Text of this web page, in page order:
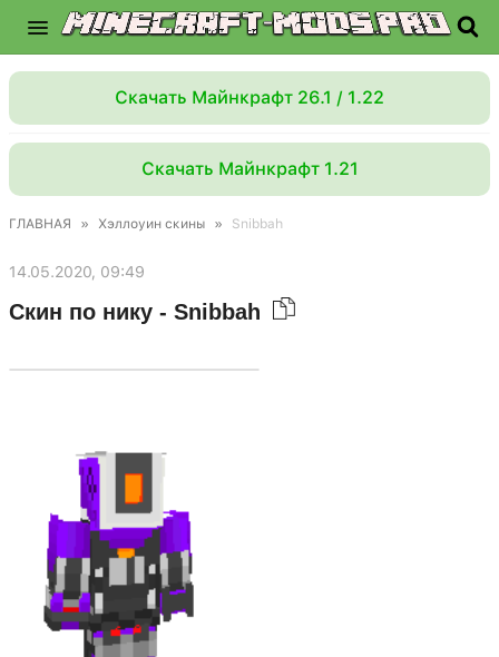
Скачать Майнкрафт 26.1 / 1.22
Скачать Майнкрафт 1.21
ГЛАВНАЯ » Хэллоуин скины » Snibbah
14.05.2020, 09:49
Скин по нику - Snibbah